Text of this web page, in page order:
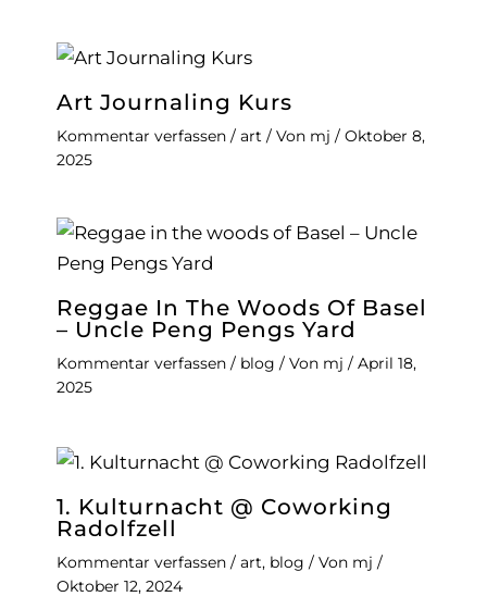
Art Journaling Kurs
Kommentar verfassen / art / Von mj / Oktober 8,
2025
Reggae In The Woods Of Basel
– Uncle Peng Pengs Yard
Kommentar verfassen / blog / Von mj / April 18,
2025
1. Kulturnacht @ Coworking
Radolfzell
Kommentar verfassen / art, blog / Von mj /
Oktober 12, 2024